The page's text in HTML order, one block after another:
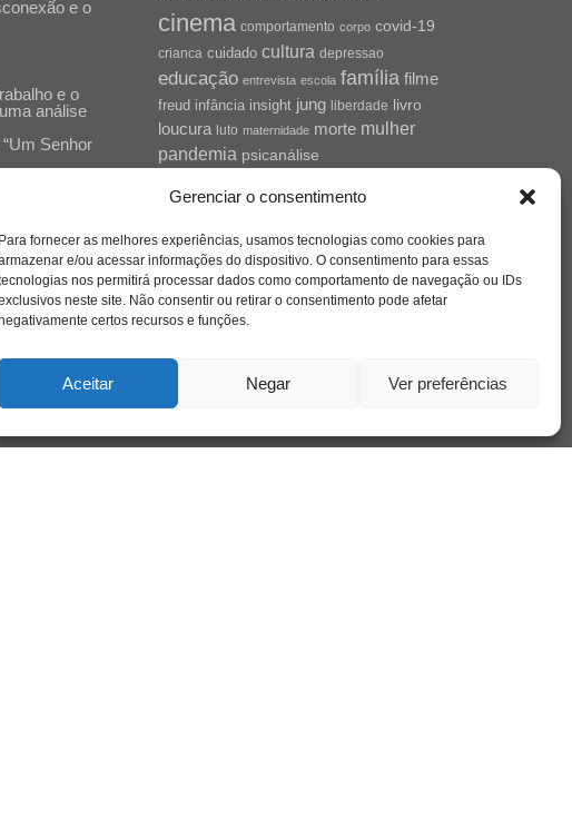
Gerenciar o consentimento
Para fornecer as melhores experiências, usamos tecnologias como cookies para
e/ou acessar informações do dispositivo. O consentimento para essas
nos permitirá processar dados como comportamento de navegação ou IDs
neste site. Não consentir ou retirar o consentimento pode afetar
certos recursos e funções.
Aceitar Negar Ver preferências
e o
e o
análise
Senhor
do
(En)Cena
e a
entrevista
Santos,
23
cinema comportamento corpo covid-19
crianca cuidado cultura depressao
educação entrevista escola família filme
freud infância insight jung liberdade livro
loucura luto maternidade morte mulher
pandemia psicanálise
psicologia redes sociais
saúdesaúde mental
sexualidade sociedade SUS
tecnologia tempo terapia trabalho vida
violência